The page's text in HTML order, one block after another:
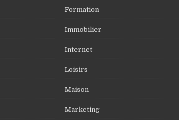
Formation
Immobilier
Internet
Loisirs
Maison
Marketing